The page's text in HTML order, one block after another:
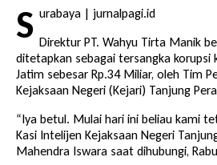
S urabaya | jurnalpagi.id
Direktur PT. Wahyu Tirta Manik
ditetapkan sebagai tersangka korupsi
Jatim sebesar Rp.34 Miliar, oleh Tim
Kejaksaan Negeri (Kejari) Tanjung
“Iya betul. Mulai hari ini beliau kami
Kasi Intelijen Kejaksaan Negeri
Mahendra Iswara saat dihubungi,